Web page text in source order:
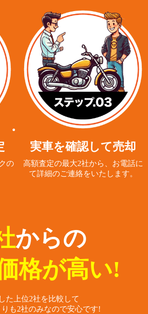
の
実車を確認して売却
高額査定の最大2社から、 お電話に
て詳細のご連絡をいたします。
からの
格が高い!
た上位2社を比較して
も2社のみなので安心です!